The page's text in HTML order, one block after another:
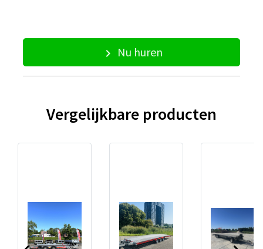
keyboard_arrow_right Nu huren
Vergelijkbare producten